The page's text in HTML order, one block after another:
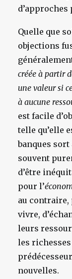
Quelle que
objections
créée à partir
une valeur si
à aucune
est facile
telle qu’elle
banques
souvent
d’être
pour l’
au
vivre,
leurs
les
nouvelles.